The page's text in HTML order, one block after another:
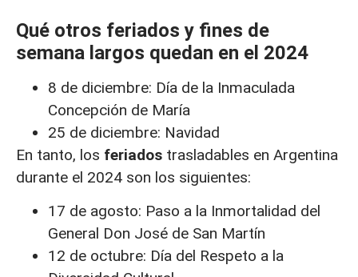
Qué otros feriados y fines de
semana largos quedan en el 2024
8 de diciembre: Día de la Inmaculada
Concepción de María
25 de diciembre: Navidad
En tanto, los feriados trasladables en Argentina
durante el 2024 son los siguientes:
17 de agosto: Paso a la Inmortalidad del
General Don José de San Martín
12 de octubre: Día del Respeto a la